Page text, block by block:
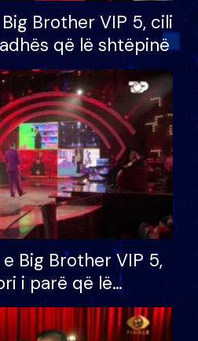
Brother VIP 5, cili
që lë shtëpinë
Big Brother VIP 5,
i parë që lë
mundësinë për
madh